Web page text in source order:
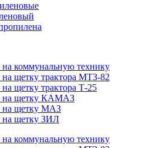
коммунальную технику
щетку трактора МТЗ-82
щетку трактора Т-25
на щетку КАМАЗ
на щетку МАЗ
на щетку ЗИЛ
коммунальную технику